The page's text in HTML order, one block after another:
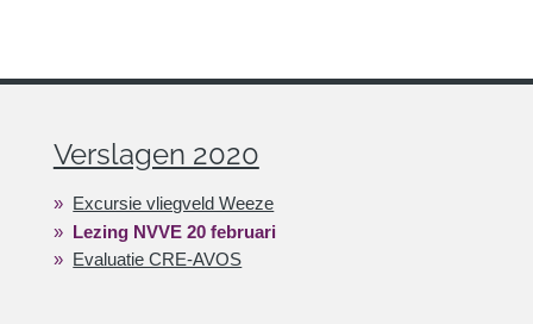
Verslagen 2020
Excursie vliegveld Weeze
Lezing NVVE 20 februari
Evaluatie CRE-AVOS